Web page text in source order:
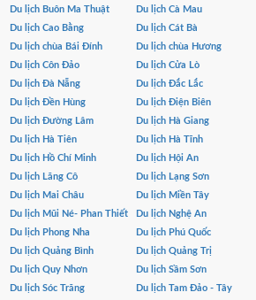
Du lịch Buôn Ma Thuật
Du lịch Cà Mau
Du lịch Cao Bằng
Du lịch Cát Bà
Du lịch chùa Bái Đính
Du lịch chùa Hương
Du lịch Côn Đảo
Du lịch Cửa Lò
Du lịch Đà Nẵng
Du lịch Đắc Lắc
Du lịch Đền Hùng
Du lịch Điện Biên
Du lịch Đường Lâm
Du lịch Hà Giang
Du lịch Hà Tiên
Du lịch Hà Tĩnh
Du lịch Hồ Chí Minh
Du lịch Hội An
Du lịch Lăng Cô
Du lịch Lạng Sơn
Du lịch Mai Châu
Du lịch Miền Tây
Du lịch Mũi Né- Phan Thiết
Du lịch Nghệ An
Du lịch Phong Nha
Du lịch Phú Quốc
Du lịch Quảng Bình
Du lịch Quảng Trị
Du lịch Quy Nhơn
Du lịch Sầm Sơn
Du lịch Sóc Trăng
Du lịch Tam Đảo - Tây